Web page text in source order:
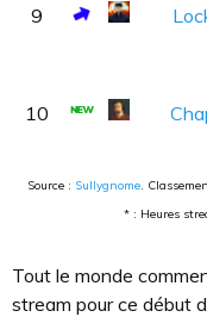
9
10
Source : Sullygnome.
* : Heures
Tout le monde
stream pour ce début